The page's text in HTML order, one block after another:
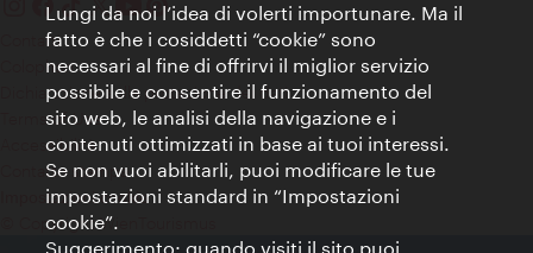
Contatti
Colophon
Dichiarazione sulla protezione dei dati
Terms of Use
Accessibilità
Contatto stampa
Impostazioni cookie
© Copyright WienTourismus
Lungi da noi l’idea di volerti importunare. Ma il
fatto è che i cosiddetti “cookie” sono
necessari al fine di offrirvi il miglior servizio
possibile e consentire il funzionamento del
sito web, le analisi della navigazione e i
contenuti ottimizzati in base ai tuoi interessi.
Se non vuoi abilitarli, puoi modificare le tue
impostazioni standard in “Impostazioni
cookie”.
Suggerimento: quando visiti il sito puoi